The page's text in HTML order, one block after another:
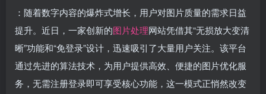
：随着数字内容的爆炸式增长，用户对图片质量的需求日益
提升。近日，一家创新的图片处理网站凭借其“无损放大变清
晰”功能和“免登录”设计，迅速吸引了大量用户关注。该平台
通过先进的算法技术，为用户提供高效、便捷的图片优化服
务，无需注册登录即可享受核心功能，这一模式正悄然改变